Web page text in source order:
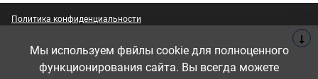
Политика конфиденциальности
Если вы заинтересованы в нашей модели, пожалуйста, свяжитесь с
нами для получения последней и точной информации.
Мы используем фвйлы cookie для полноценного
функционирования сайта. Вы всегда можете